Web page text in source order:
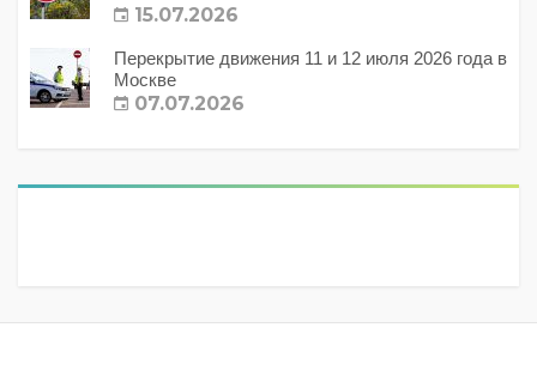
15.07.2026
Перекрытие движения 11 и 12 июля 2026 года в
Москве
07.07.2026